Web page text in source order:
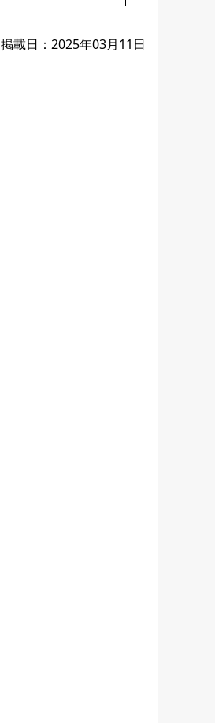
掲載日：2025年03月11日